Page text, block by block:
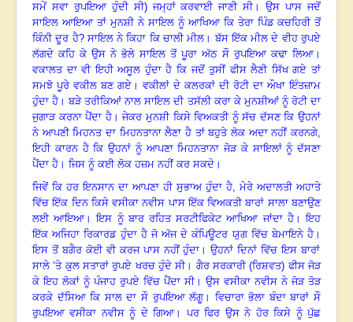
ਸਮੇਂ ਸਵਾ ਰੁਪਇਆ ਹੁੰਦੀ ਸੀ) ਜਮ੍ਹਾਂ ਕਰਵਾਈ ਜਾਣੀ ਸੀ।ਉਸ ਪਾਸ ਜਦੋਂ
ਸਾਇਲ ਆਇਆ ਤਾਂ ਮੁਨਸ਼ੀ ਨੇ ਸਾਇਲ ਨੂੰ ਆਖਿਆ ਕਿ ਤੇਰਾ ਪਿੰਡ ਕਚਹਿਰੀ ਤੋਂ
ਕਿੰਨੀ ਦੂਰ ਹੈ? ਸਾਇਲ ਨੇ ਕਿਹਾ ਕਿ ਚਾਲੀ ਮੀਲ । ਬੱਸ ਇੱਕ ਮੀਲ ਦੇ ਵੀਹ ਰੁਪਏ
ਲੱਗਦੇ ਕਹਿ ਕੇ ਉਸ ਨੇ ਭੋਲੇ ਸਾਇਲ ਤੋਂ ਪੂਰਾ ਅੱਠ ਸੌ ਰੁਪਇਆ ਕਢਾ ਲਿਆ।
ਵਕਾਲਤ ਦਾ ਵੀ ਇਹੀ ਅਸੂਲ ਹੁੰਦਾ ਹੈ ਕਿ ਜਦੋਂ ਤੁਸੀਂ ਫੀਸ ਲੈਣੀ ਸਿੱਖ ਗਏ ਤਾਂ
ਸਮਝੋ ਪੂਰੇ ਵਕੀਲ ਬਣ ਗਏ । ਵਕੀਲਾਂ ਦੇ ਕਲਰਕਾਂ ਦੀ ਰੋਟੀ ਦਾ ਔਖਾ ਇੰਤਜ਼ਾਮ
ਹੁੰਦਾ ਹੈ ।ਬੜੇ ਤਰੀਕਿਆਂ ਨਾਲ ਸਾਇਲ ਦੀ ਤਸੱਲੀ ਕਰਾ ਕੇ ਮੁਨਸ਼ੀਆਂ ਨੂੰ ਰੋਟੀ ਦਾ
ਜੁਗਾੜ ਕਰਨਾ ਪੈਂਦਾ ਹੈ।ਜੇਕਰ ਮੁਨਸ਼ੀ ਕਿਸੇ ਵਿਅਕਤੀ ਨੂੰ ਸੱਚ ਦੱਸਣ ਕਿ ਉਹਨਾਂ
ਨੇ ਆਪਣੀ ਮਿਹਨਤ ਦਾ ਮਿਹਨਤਾਨਾ ਲੈਣਾ ਹੈ ਤਾਂ ਬਹੁਤੇ ਲੋਕ ਅਦਾ ਨਹੀਂ ਕਰਨਗੇ,
ਇਹੀ ਕਾਰਨ ਹੈ ਕਿ ਉਹਨਾਂ ਨੂੰ ਆਪਣਾ ਮਿਹਨਤਾਨਾ ਜੋੜ ਕੇ ਸਾਇਲਾਂ ਨੂੰ ਦੱਸਣਾ
ਪੈਂਦਾ ਹੈ । ਜਿਸ ਨੂੰ ਕਈ ਲੋਕ ਹਜ਼ਮ ਨਹੀਂ ਕਰ ਸਕਦੇ ।
ਜਿਵੇਂ ਕਿ ਹਰ ਇਨਸਾਨ ਦਾ ਆਪਣਾ ਹੀ ਸੁਭਾਅ ਹੁੰਦਾ ਹੈ, ਮੇਰੇ ਅਦਾਲਤੀ ਅਹਾਤੇ
ਵਿੱਚ ਇੱਕ ਦਿਨ ਕਿਸੇ ਵਸੀਕਾ ਨਵੀਸ ਪਾਸ ਇੱਕ ਵਿਅਕਤੀ ਬਾਰਾਂ ਸਾਲਾ ਬਣਾਉਣ
ਲਈ ਆਇਆ। ਇਸ ਨੂੰ ਬਾਰ ਰਹਿਤ ਸਰਟੀਫਿਕੇਟ ਆਖਿਆ ਜਾਂਦਾ ਹੈ।ਇਹ
ਇੱਕ ਅਜਿਹਾ ਰਿਕਾਰਡ ਹੁੰਦਾ ਹੈ ਜੋ ਅੱਜ ਦੇ ਕੰਪਿਊਟਰ ਯੁਗ ਵਿੱਚ ਬੇਮਾਇਨੇ ਹੈ ।
ਇਸ ਤੋਂ ਬਗੈਰ ਕੋਈ ਵੀ ਕਰਜ ਪਾਸ ਨਹੀਂ ਹੁੰਦਾ । ਉਹਨਾਂ ਦਿਨਾਂ ਵਿੱਚ ਇਸ ਬਾਰਾਂ
ਸਾਲੇ ’ਤੇ ਕੁਲ ਸਤਾਰਾਂ ਰੁਪਏ ਖਰਚ ਹੁੰਦੇ ਸੀ। ਗੈਰ ਸਰਕਾਰੀ (ਰਿਸ਼ਵਤ) ਫੀਸ ਜੋੜ
ਕੇ ਇਹ ਲੋਕਾਂ ਨੂੰ ਪੰਜਾਹ ਰੁਪਏ ਵਿੱਚ ਪੈਂਦਾ ਸੀ। ਉਸ ਵਸੀਕਾ ਨਵੀਸ ਨੇ ਜੋੜ ਤੋੜ
ਕਰਕੇ ਦੱਸਿਆ ਕਿ ਸਾਲ ਦਾ ਸੌ ਰੁਪਇਆ ਲੱਗੂ। ਵਿਚਾਰਾ ਭੋਲਾ ਬੰਦਾ ਬਾਰਾਂ ਸੌ
ਰੁਪਇਆ ਵਸੀਕਾ ਨਵੀਸ ਨੂੰ ਦੇ ਗਿਆ।
ਪਰ ਫਿਰ ਉਸ ਨੇ ਹੋਰ ਕਿਸੇ ਨੂੰ ਪੁੱਛ